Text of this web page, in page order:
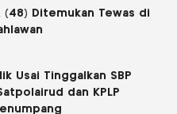
(48) Ditemukan Tewas di
Usai Tinggalkan SBP
dan KPLP